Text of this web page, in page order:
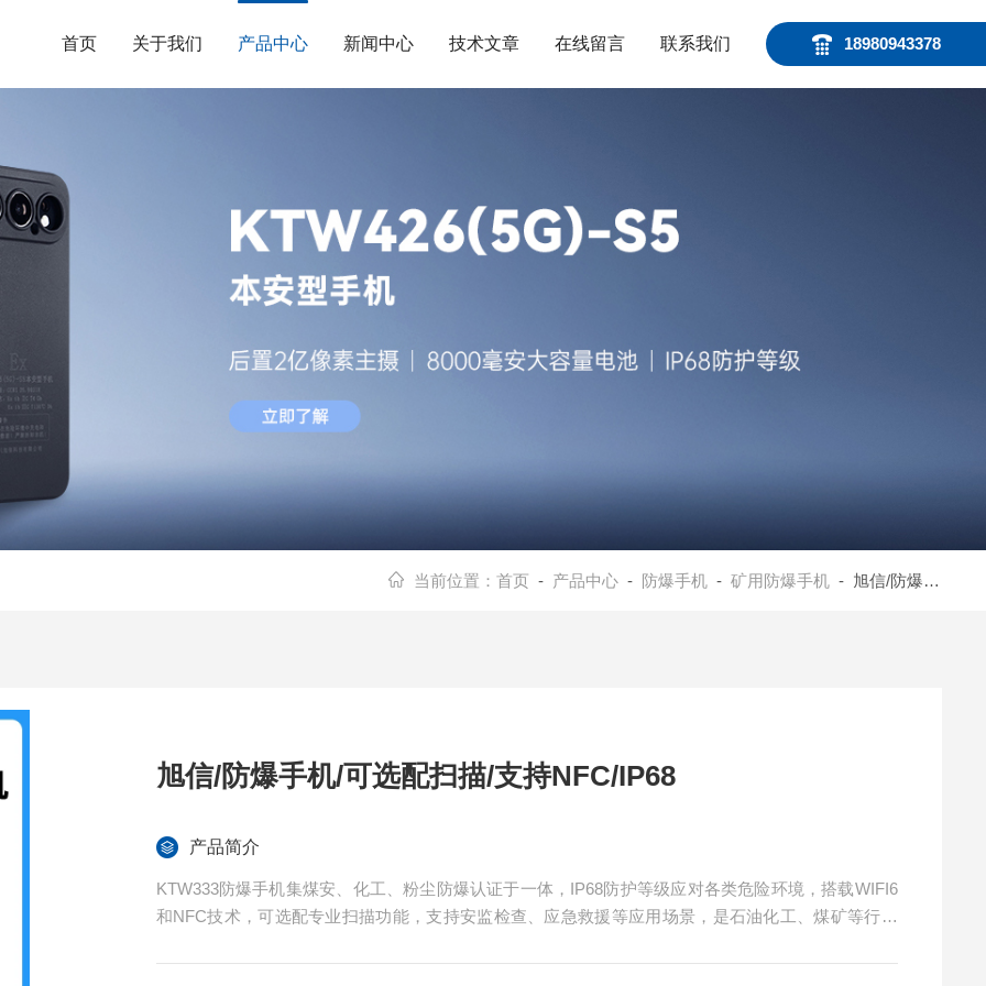
18980943378
首页 关于我们 产品中心 新闻中心 技术文章 在线留言 联系我们
当前位置：首页 - 产品中心 - 防爆手机 -矿用防爆手机 - 旭信/防爆手机/可选配扫描/支持NFC/IP68
旭信/防爆手机/可选配扫描/支持NFC/IP68
产品简介
KTW333防爆手机集煤安、化工、粉尘防爆认证于一体，IP68防护等级应对各类危险环境，搭载WIFI6
和NFC技术，可选配专业扫描功能，支持安监检查、应急救援等应用场景，是石油化工、煤矿等行业